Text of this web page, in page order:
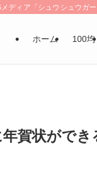
ィア「シュウシュウガー
ホーム 100均
賀状がで